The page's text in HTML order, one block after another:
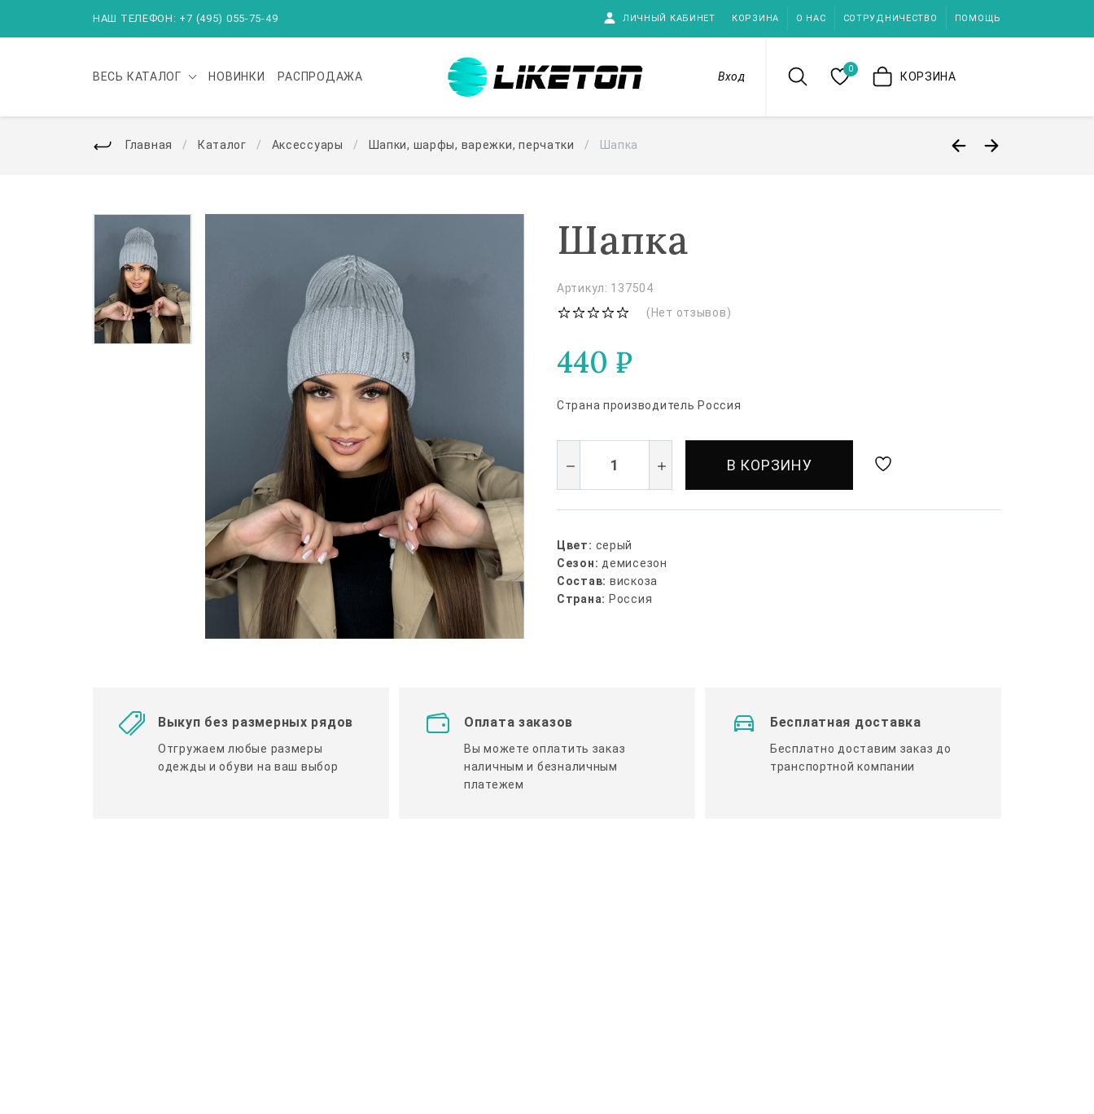
НАШ ТЕЛЕФОН: +7 (495) 055-75-49 ЛИЧНЫЙ КАБИНЕТ КОРЗИНА О НАС СОТРУДНИЧЕСТВО ПОМОЩЬ
ВЕСЬ КАТАЛОГ НОВИНКИ РАСПРОДАЖА Вход
0
КОРЗИНА
Главная Каталог Аксессуары Шапки, шарфы, варежки, перчатки Шапка
Шапка
Артикул: 137504
(Нет отзывов)
440 ₽
Страна производитель Россия
В КОРЗИНУ
Цвет: серый
Сезон: демисезон
Состав: вискоза
Страна: Россия
Выкуп без размерных рядов
Отгружаем любые размеры
одежды и обуви на ваш выбор
Оплата заказов
Вы можете оплатить заказ
наличным и безналичным
платежем
Бесплатная доставка
Бесплатно доставим заказ до
транспортной компании